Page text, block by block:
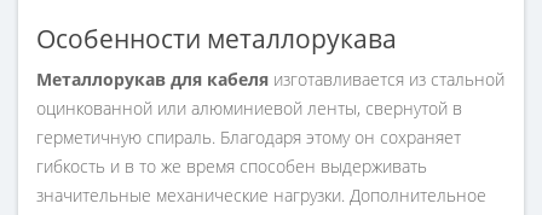
Особенности металлорукава
Металлорукав для кабеля изготавливается из стальной
оцинкованной или алюминиевой ленты, свернутой в
герметичную спираль. Благодаря этому он сохраняет
гибкость и в то же время способен выдерживать
значительные механические нагрузки. Дополнительное